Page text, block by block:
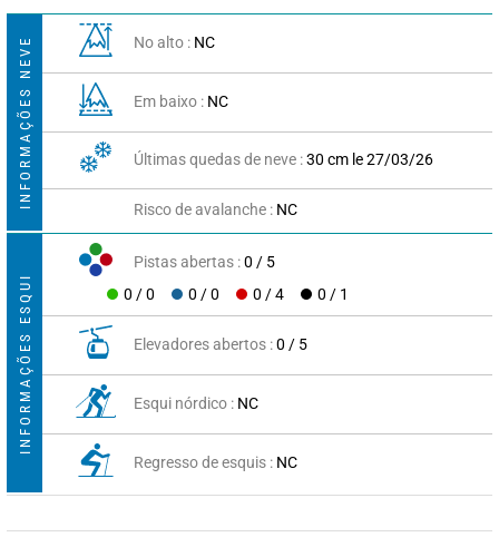
INFORMAÇÕES NEVE No alto : NC
Em baixo : NC
Últimas quedas de neve :30 cm le 27/03/26
Risco de avalanche : NC
INFORMAÇÕES ESQUI
Pistas abertas :0 / 5
0 / 0
0 / 0 0 / 4 0 / 1
Elevadores abertos :0 / 5
Esqui nórdico : NC
Regresso de esquis : NC